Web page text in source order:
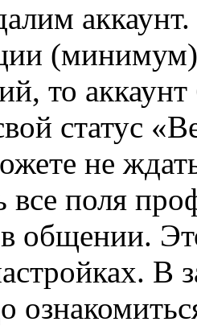
то
статус
не
все поля
общении.
В